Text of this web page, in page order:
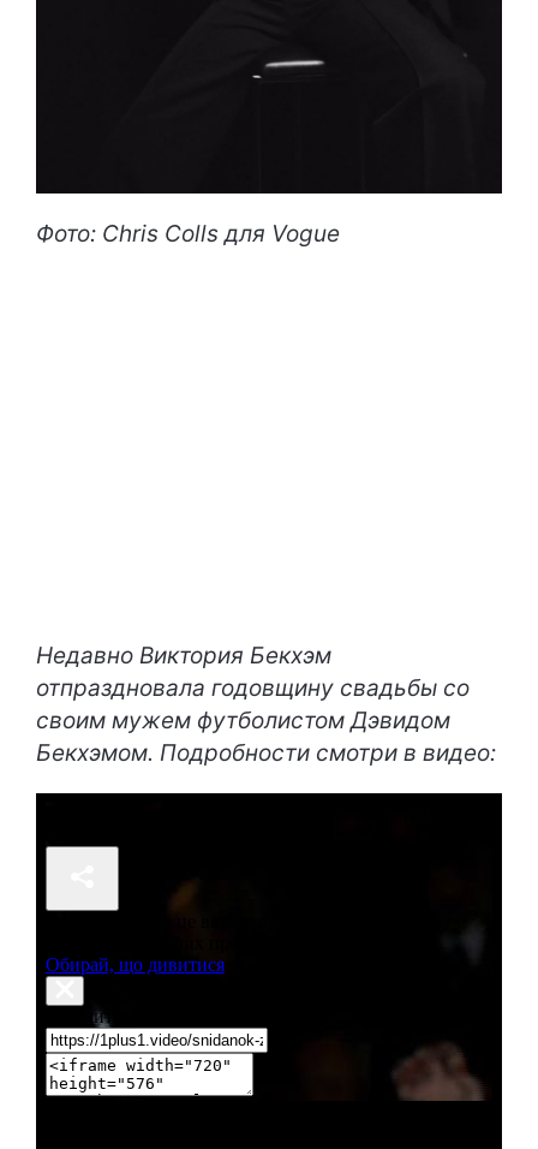
Фото: Chris Colls для Vogue
Недавно Виктория Бекхэм
отпраздновала годовщину свадьбы со
своим мужем футболистом Дэвидом
Бекхэмом. Подробности смотри в видео: